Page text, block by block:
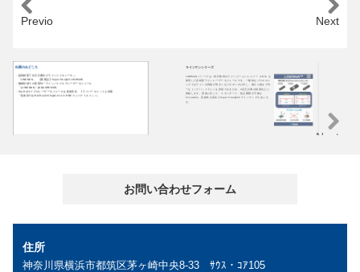
Previous Next
出展のみどころ
・超高精度三次元計測向けラインジェネレータ―
『LINEMAN』 【新製品】Super Straight LINEMAN
・微細領域での照度均一ライン／スクエアレーザーモジュール
『μLINEMAN／μSQUAREMAN』
・Top-Hatマイクロレーザーモジュールを多波長化、ドライバーユニットも内蔵
『多波長Top-Hat Beam Shaper ALL in ONE コンパクトユニット』
ラインマンシリーズ
LINEMANシリーズは、特許取得のラインビームシェイパー（LBS）を
採用した高精度ラインレーザーモジュールです。一般的なパウエルレ
ンズではラインの両端が明るくなりやすいのに対し、端から端まで均
一なトップハットラインを形成できるため、3次元計測の精度向上に
貢献します。用途に応じて、スタンダード、焦点調整が可能な
Focusable、直線性を高めたSuper Straightのラインナップがありま
す。
Next
お問い合わせフォーム
住所
神奈川県横浜市都筑区茅ヶ崎中央8-33 ｻｳｽ・ｺｱ105